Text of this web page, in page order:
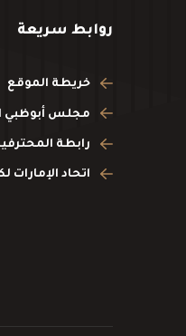
روابط سريعة
خريطة الموقع
مجلس أبوظبي
رابطة
اتحاد الإمارات